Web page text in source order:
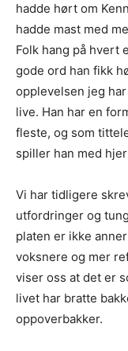
hadde hørt om
hadde mast med
Folk hang på hvert
gode ord han fikk
opplevelsen jeg
live. Han har en
fleste, og som
spiller han med
Vi har tidligere
utfordringer og
platen er ikke
voksnere og mer
viser oss at det er
livet har bratte
oppoverbakker.